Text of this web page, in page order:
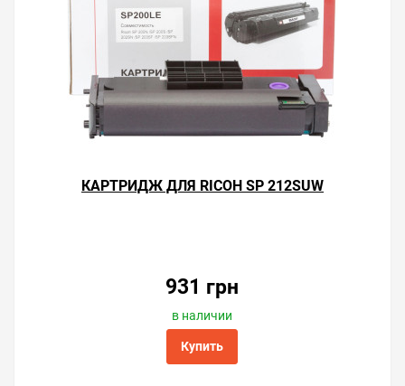
КАРТРИДЖ ДЛЯ RICOH SP 212SUW
931 грн
в наличии
Купить